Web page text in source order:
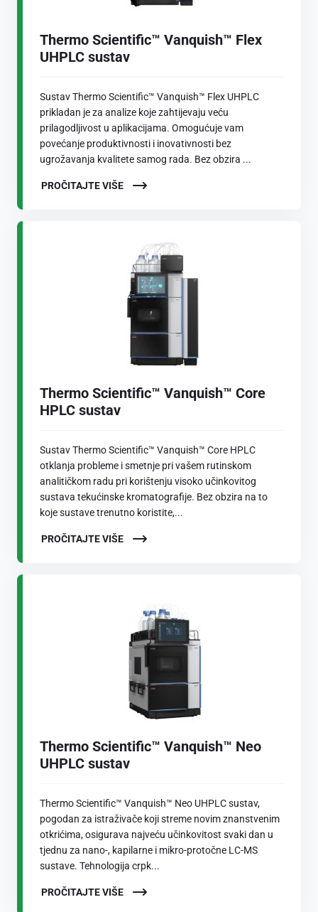
Thermo Scientific™ Vanquish™ Flex
UHPLC sustav
Sustav Thermo Scientific™ Vanquish™ Flex UHPLC
prikladan je za analize koje zahtijevaju veću
prilagodljivost u aplikacijama. Omogućuje vam
povećanje produktivnosti i inovativnosti bez
ugrožavanja kvalitete samog rada. Bez obzira ...
PROČITAJTE VIŠE
Thermo Scientific™ Vanquish™ Core
HPLC sustav
Sustav Thermo Scientific™ Vanquish™ Core HPLC
otklanja probleme i smetnje pri vašem rutinskom
analitičkom radu pri korištenju visoko učinkovitog
sustava tekućinske kromatografije. Bez obzira na to
koje sustave trenutno koristite,...
PROČITAJTE VIŠE
Thermo Scientific™ Vanquish™ Neo
UHPLC sustav
Thermo Scientific™ Vanquish™ Neo UHPLC sustav,
pogodan za istraživače koji streme novim znanstvenim
otkrićima, osigurava najveću učinkovitost svaki dan u
tjednu za nano-, kapilarne i mikro-protočne LC-MS
sustave. Tehnologija crpk...
PROČITAJTE VIŠE